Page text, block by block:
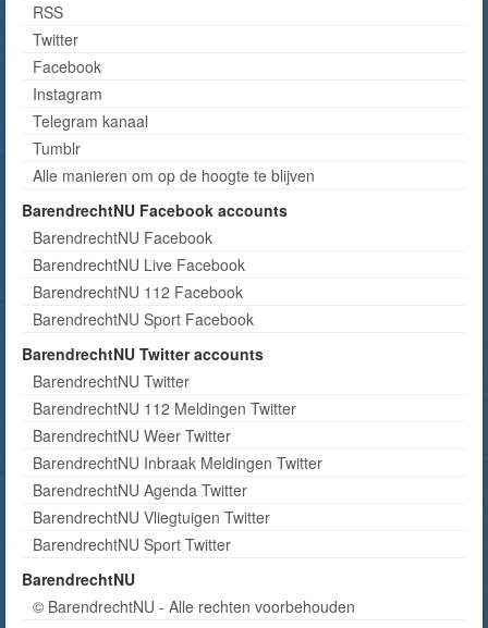
RSS
Twitter
Facebook
Instagram
Telegram kanaal
Tumblr
Alle manieren om op de hoogte te blijven
BarendrechtNU Facebook accounts
BarendrechtNU Facebook
BarendrechtNU Live Facebook
BarendrechtNU 112 Facebook
BarendrechtNU Sport Facebook
BarendrechtNU Twitter accounts
BarendrechtNU Twitter
BarendrechtNU 112 Meldingen Twitter
BarendrechtNU Weer Twitter
BarendrechtNU Inbraak Meldingen Twitter
BarendrechtNU Agenda Twitter
BarendrechtNU Vliegtuigen Twitter
BarendrechtNU Sport Twitter
BarendrechtNU
© BarendrechtNU - Alle rechten voorbehouden